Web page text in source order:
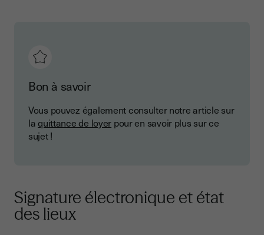
Bon à savoir
Vous pouvez également consulter notre article sur
la quittance de loyer pour en savoir plus sur ce
sujet !
Signature électronique et état
des lieux